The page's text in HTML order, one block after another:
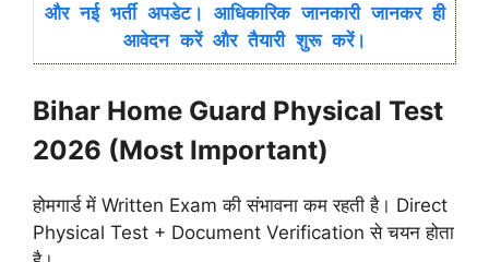
और नई भर्ती अपडेट। आधिकारिक जानकारी जानकर ही
आवेदन करें और तैयारी शुरू करें।
Bihar Home Guard Physical Test
2026 (Most Important)
होमगार्ड में Written Exam की संभावना कम रहती है। Direct
Physical Test + Document Verification से चयन होता